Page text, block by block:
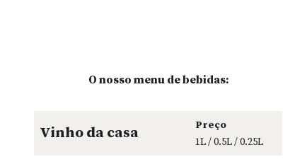
O nosso menu de bebidas:
Vinho da casa
Preço
1L / 0.5L / 0.25L